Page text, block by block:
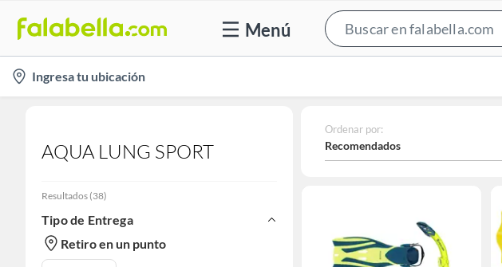
Menú
location-
icon
Ingresa tu ubicación
AQUA LUNG SPORT
Resultados (38)
Tipo de Entrega
Retiro en un punto
Ordenar por:
Recomendados